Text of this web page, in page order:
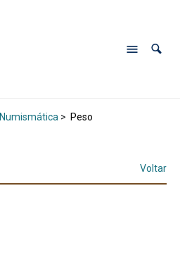
> Peso
Voltar